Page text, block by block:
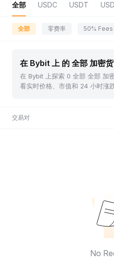
全部 USDC USDT
全部 零费率 50% Fees
在 Bybit 上 的 全部 加密
在 Bybit 上探索 0 全部 全部 加
看实时价格、市值和 24 小时涨
交易对
No